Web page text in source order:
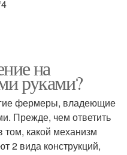
на
руками?
фермеры, владеющие
Прежде, чем ответить
том, какой механизм
2 вида конструкций,